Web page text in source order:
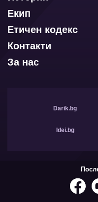
Екип
Етичен кодекс
Контакти
За нас
Darik.bg
Idei.bg